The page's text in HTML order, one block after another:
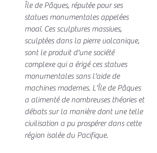
Île de Pâques, réputée pour ses
statues monumentales appelées
moaï. Ces sculptures massives,
sculptées dans la pierre volcanique,
sont le produit d'une société
complexe qui a érigé ces statues
monumentales sans l'aide de
machines modernes. L'Île de Pâques
a alimenté de nombreuses théories et
débats sur la manière dont une telle
civilisation a pu prospérer dans cette
région isolée du Pacifique.